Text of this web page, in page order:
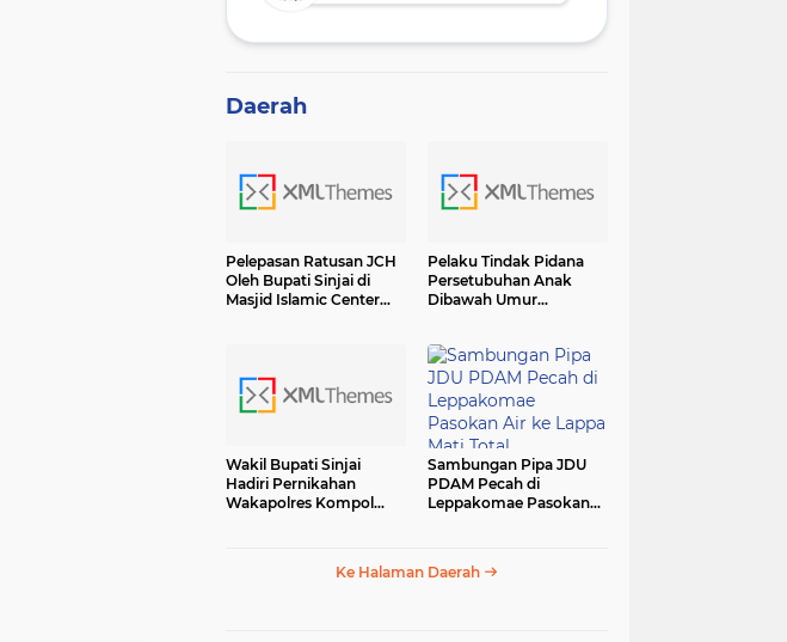
Daerah
Pelepasan Ratusan JCH
Oleh Bupati Sinjai di
Masjid Islamic Center
Pelaku Tindak Pidana
Persetubuhan Anak
Dibawah Umur
Wakil Bupati Sinjai
Hadiri Pernikahan
Wakapolres Kompol
Sambungan Pipa JDU
PDAM Pecah di
Leppakomae Pasokan
Ke Halaman Daerah